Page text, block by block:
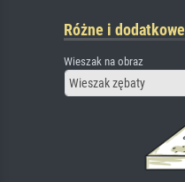
Różne i dodatkowe
Wieszak na obraz
Wieszak zębaty